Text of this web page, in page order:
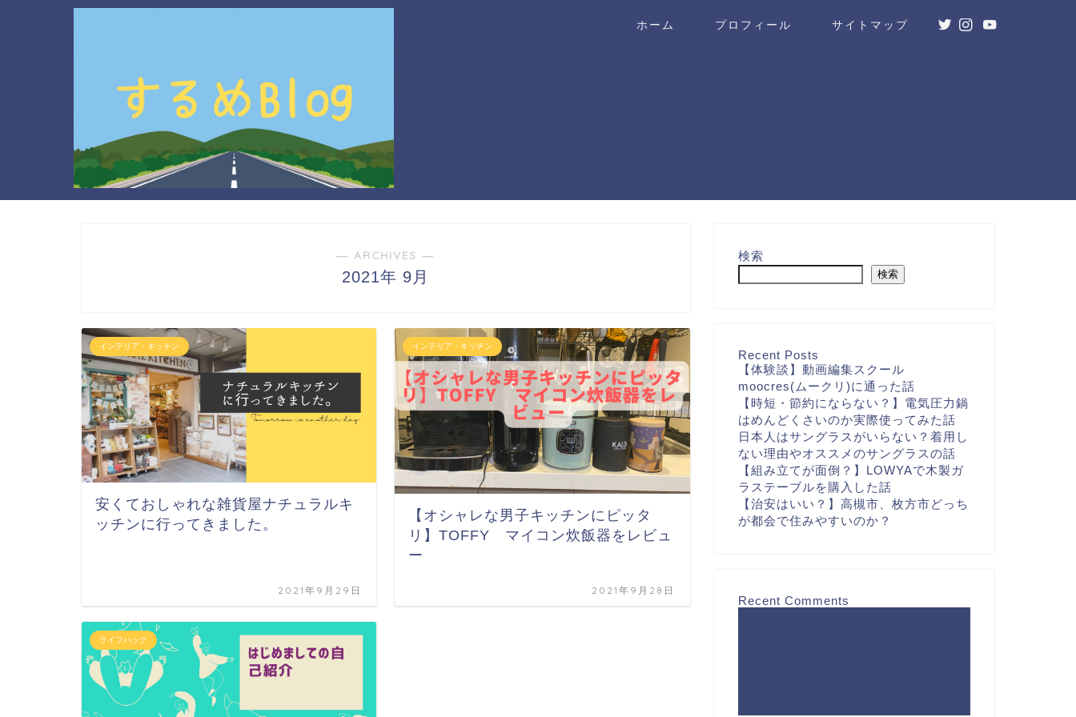
ホーム プロフィール サイトマップ
― ARCHIVES ―
2021年 9月
インテリア・キッチン
安くておしゃれな雑貨屋ナチュラルキ
ッチンに行ってきました。
2021年9月29日
インテリア・キッチン
【オシャレな男子キッチンにピッタ
リ】TOFFY マイコン炊飯器をレビュ
ー
2021年9月28日
ライフハック
検索
検索
Recent Posts
【体験談】動画編集スクール
moocres(ムークリ)に通った話
【時短・節約にならない？】電気圧力鍋
はめんどくさいのか実際使ってみた話
日本人はサングラスがいらない？着用し
ない理由やオススメのサングラスの話
【組み立てが面倒？】LOWYAで木製ガ
ラステーブルを購入した話
【治安はいい？】高槻市、枚方市どっち
が都会で住みやすいのか？
Recent Comments